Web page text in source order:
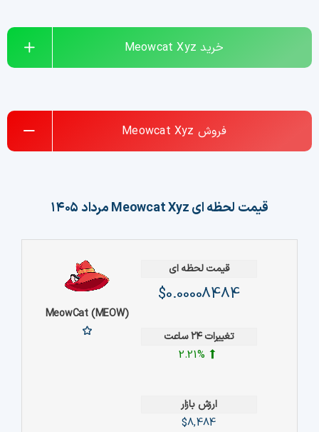
کارمزد
تماس با ما
شاخص ترس و طمع
مشاوره خدمات مالی
خرید Meowcat Xyz
فروش Meowcat Xyz
قیمت لحظه ایMeowcat Xyzمرداد ۱۴۰۵
MeowCat (MEOW)
قیمت لحظه ای
$0.00008484
تغییرات ۲۴ ساعت
2.21%
ارزش بازار
$8,484